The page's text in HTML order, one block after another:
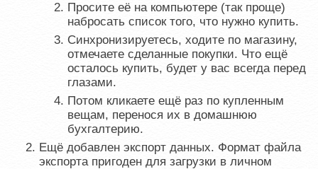
Просите её на компьютере (так проще)
набросать список того, что нужно купить.
Синхронизируетесь, ходите по магазину,
отмечаете сделанные покупки. Что ещё
осталось купить, будет у вас всегда перед
глазами.
Потом кликаете ещё раз по купленным
вещам, перенося их в домашнюю
бухгалтерию.
Ещё добавлен экспорт данных. Формат файла
экспорта пригоден для загрузки в личном